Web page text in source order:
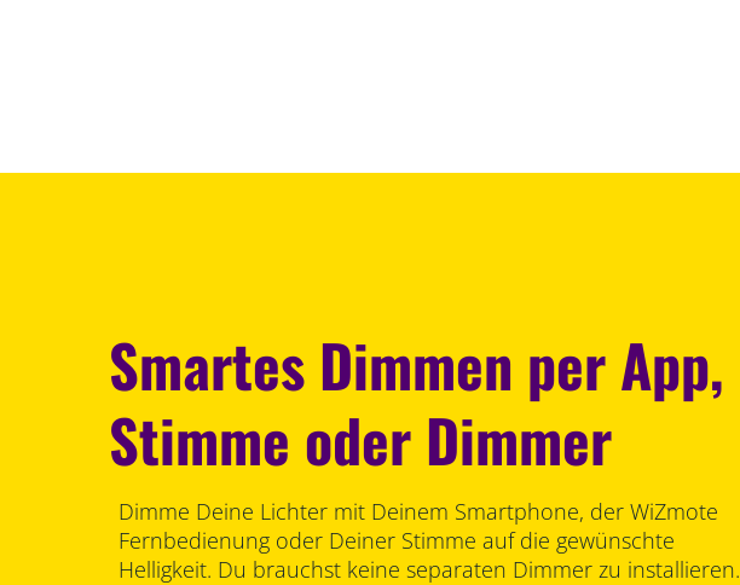
Smartes Dimmen per App,
Stimme oder Dimmer
Dimme Deine Lichter mit Deinem Smartphone, der WiZmote
Fernbedienung oder Deiner Stimme auf die gewünschte
Helligkeit. Du brauchst keine separaten Dimmer zu installieren.